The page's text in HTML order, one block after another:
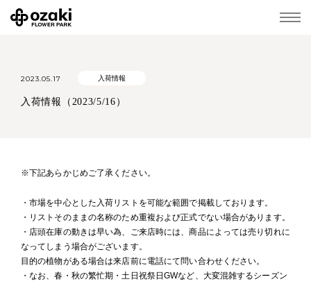
2023.05.17 入荷情報
入荷情報（2023/5/16）
※下記あらかじめご了承ください。
・市場を中心とした入荷リストを可能な範囲で掲載しております。
・リストそのままの名称のため重複および正式でない場合があります。
・店頭在庫の動きは早い為、ご来店時には、商品によっては売り切れに
なってしまう場合がございます。
目的の植物がある場合は来店前に電話にて問い合わせください。
・なお、春・秋の繁忙期・土日祝祭日GWなど、大変混雑するシーズン